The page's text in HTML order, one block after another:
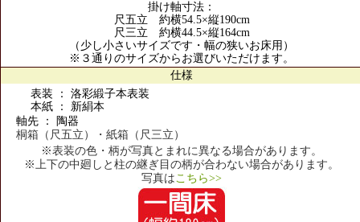
掛け軸寸法：
尺五立 約横54.5×縦190cm
尺三立 約横44.5×縦164cm
（少し小さいサイズです・幅の狭いお床用）
※３通りのサイズからお選びいただけます。
仕様
表装 ： 洛彩緞子本表装
本紙 ： 新絹本
軸先 ： 陶器
桐箱（尺五立）・紙箱（尺三立）
※表装の色・柄が写真とまれに異なる場合があります。
※上下の中廻しと柱の継ぎ目の柄が合わない場合があります。
写真はこちら>>